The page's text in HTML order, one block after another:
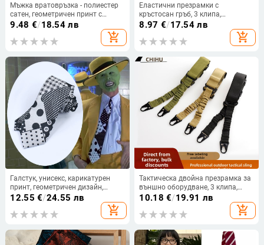
Мъжка вратовръзка - полиестер
сатен, геометричен принт с
детелинови листа, стрелковиден
9.48 €/18.54 лв
add_shopping_cart
Еластични презрамки с
кръстосан гръб, 3 клипа,
регулируема дължина, силна
еластичност, материал 70% гума
+ 30% полиестер
8.97 €/17.54 лв
add_shopping_cart
Галстук, унисекс, карикатурен
принт, геометричен дизайн,
жаккардова полиестер-сатен
12.55 €/24.55 лв
add_shopping_cart
Тактическа двойна презрамка за
външно оборудване, 3 клипа,
регулируема дължина, силна
употреба
10.18 €/19.91 лв
add_shopping_cart